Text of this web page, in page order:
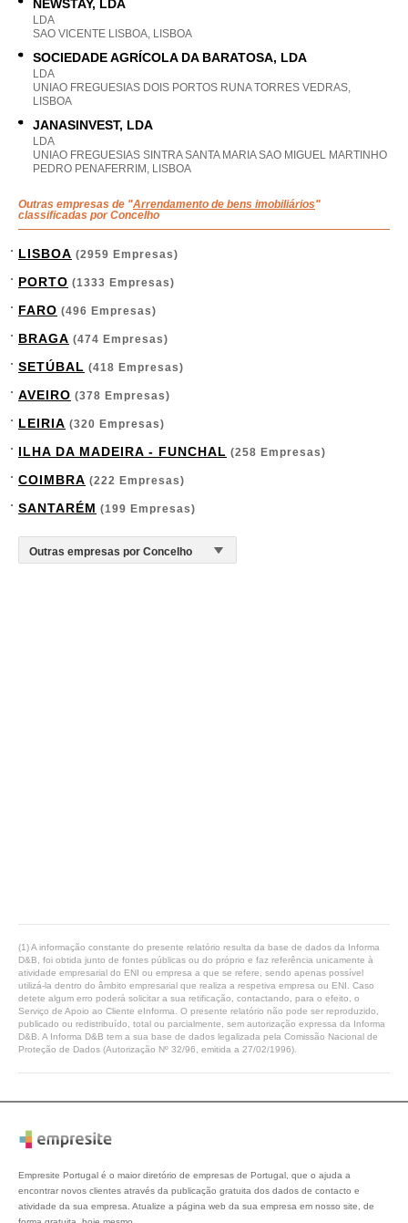
NEWSTAY, LDA
LDA
SAO VICENTE LISBOA, LISBOA
SOCIEDADE AGRÍCOLA DA BARATOSA, LDA
LDA
UNIAO FREGUESIAS DOIS PORTOS RUNA TORRES VEDRAS,
LISBOA
JANASINVEST, LDA
LDA
UNIAO FREGUESIAS SINTRA SANTA MARIA SAO MIGUEL MARTINHO
PEDRO PENAFERRIM, LISBOA
Outras empresas de "Arrendamento de bens imobiliários"
classificadas por Concelho
LISBOA (2959 Empresas)
PORTO (1333 Empresas)
FARO (496 Empresas)
BRAGA (474 Empresas)
SETÚBAL (418 Empresas)
AVEIRO (378 Empresas)
LEIRIA (320 Empresas)
ILHA DA MADEIRA - FUNCHAL (258 Empresas)
COIMBRA (222 Empresas)
SANTARÉM (199 Empresas)
(1) A informação constante do presente relatório resulta da base de dados da Informa
D&B, foi obtida junto de fontes públicas ou do próprio e faz referência unicamente à
atividade empresarial do ENI ou empresa a que se refere, sendo apenas possível
utilizá-la dentro do âmbito empresarial que realiza a respetiva empresa ou ENI. Caso
detete algum erro poderá solicitar a sua retificação, contactando, para o efeito, o
Serviço de Apoio ao Cliente eInforma. O presente relatório não pode ser reproduzido,
publicado ou redistribuído, total ou parcialmente, sem autorização expressa da Informa
D&B. A Informa D&B tem a sua base de dados legalizada pela Comissão Nacional de
Proteção de Dados (Autorização Nº 32/96, emitida a 27/02/1996).
Empresite Portugal é o maior diretório de empresas de Portugal, que o ajuda a
encontrar novos clientes através da publicação gratuita dos dados de contacto e
atividade da sua empresa. Atualize a página web da sua empresa em nosso site, de